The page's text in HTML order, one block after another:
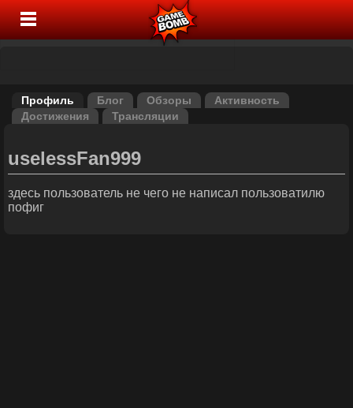
Профиль Блог Обзоры
Активность
Достижения
Трансляции
uselessFan999
здесь пользователь не чего не написал пользоватилю
пофиг